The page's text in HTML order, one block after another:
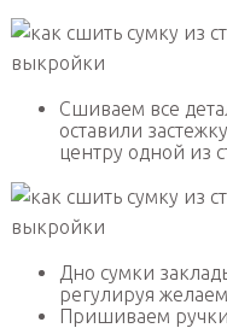
Сшиваем все
оставили
центру одной из
Дно сумки
регулируя
Пришиваем